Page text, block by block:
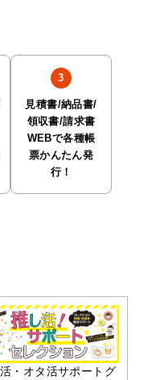
見積書/納品書/
領収書/請求書
WEBで各種帳
票かんたん発
行！
・オタ活サポートグ